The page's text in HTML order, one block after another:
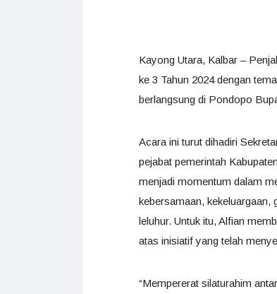
Kayong Utara, Kalbar –
ke 3 Tahun 2024 dengan
berlangsung di Pondopo
Acara ini turut dihadiri
pejabat pemerintah
menjadi momentum dalam
kebersamaan, kekeluargaan,
leluhur. Untuk itu, Alfian
atas inisiatif yang telah
“Mempererat silaturahim